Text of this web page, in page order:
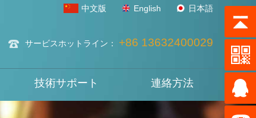
中文版 English 日本語
サービスホットライン： +86 13632400029
技術サポート 連絡方法